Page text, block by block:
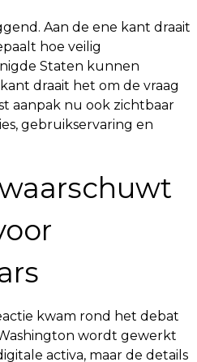
Aan de ene kant draait
hoe veilig
Staten kunnen
draait het om de vraag
aanpak nu ook zichtbaar
gebruikservaring en
kwam rond het debat
wordt gewerkt
activa, maar de details